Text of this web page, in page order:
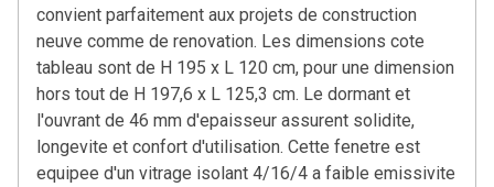
convient parfaitement aux projets de construction
neuve comme de renovation. Les dimensions cote
tableau sont de H 195 x L 120 cm, pour une dimension
hors tout de H 197,6 x L 125,3 cm. Le dormant et
l'ouvrant de 46 mm d'epaisseur assurent solidite,
longevite et confort d'utilisation. Cette fenetre est
equipee d'un vitrage isolant 4/16/4 a faible emissivite